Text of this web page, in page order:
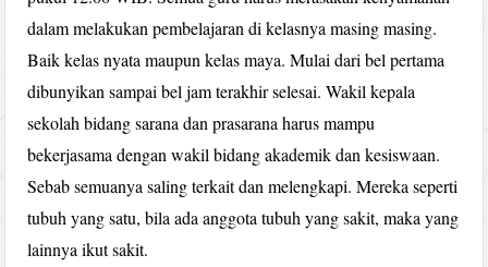
dalam melakukan pembelajaran di kelasnya masing masing.
Baik kelas nyata maupun kelas maya. Mulai dari bel pertama
dibunyikan sampai bel jam terakhir selesai. Wakil kepala
sekolah bidang sarana dan prasarana harus mampu
bekerjasama dengan wakil bidang akademik dan kesiswaan.
Sebab semuanya saling terkait dan melengkapi. Mereka seperti
tubuh yang satu, bila ada anggota tubuh yang sakit, maka yang
lainnya ikut sakit.